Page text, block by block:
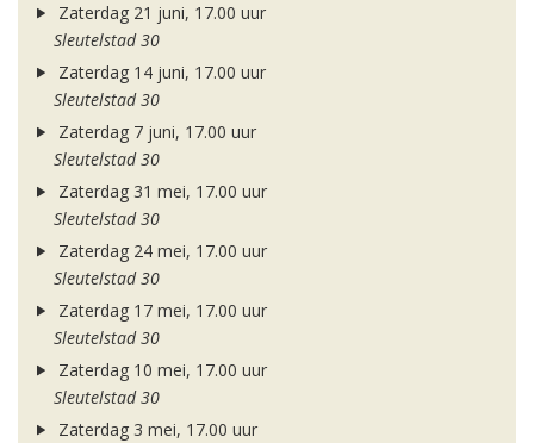
Zaterdag 21 juni, 17.00 uur
Sleutelstad 30
Zaterdag 14 juni, 17.00 uur
Sleutelstad 30
Zaterdag 7 juni, 17.00 uur
Sleutelstad 30
Zaterdag 31 mei, 17.00 uur
Sleutelstad 30
Zaterdag 24 mei, 17.00 uur
Sleutelstad 30
Zaterdag 17 mei, 17.00 uur
Sleutelstad 30
Zaterdag 10 mei, 17.00 uur
Sleutelstad 30
Zaterdag 3 mei, 17.00 uur